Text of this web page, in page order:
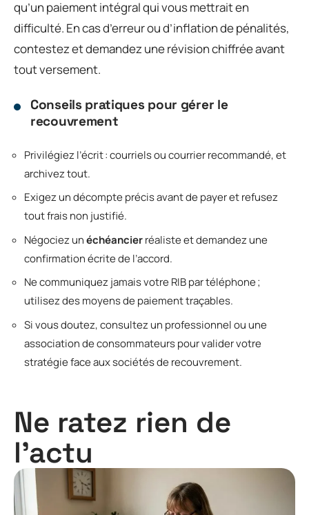
qu’un paiement intégral qui vous mettrait en
difficulté. En cas d’erreur ou d’inflation de pénalités,
contestez et demandez une révision chiffrée avant
tout versement.
Conseils pratiques pour gérer le
recouvrement
Privilégiez l’écrit : courriels ou courrier recommandé, et
archivez tout.
Exigez un décompte précis avant de payer et refusez
tout frais non justifié.
Négociez unéchéancierréaliste et demandez une
confirmation écrite de l’accord.
Ne communiquez jamais votre RIB par téléphone ;
utilisez des moyens de paiement traçables.
Si vous doutez, consultez un professionnel ou une
association de consommateurs pour valider votre
stratégie face aux sociétés de recouvrement.
Ne ratez rien de
l'actu